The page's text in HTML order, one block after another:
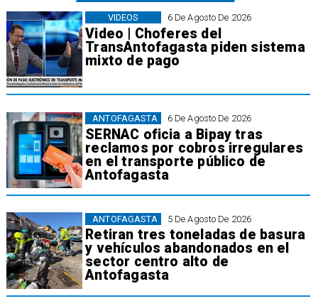
6 De Agosto De 2026
Video | Choferes del
TransAntofagasta piden sistema
mixto de pago
VIDEOS
6 De Agosto De 2026
SERNAC oficia a Bipay tras
reclamos por cobros irregulares
en el transporte público de
Antofagasta
ANTOFAGASTA
5 De Agosto De 2026
Retiran tres toneladas de basura
y vehículos abandonados en el
sector centro alto de
Antofagasta
ANTOFAGASTA